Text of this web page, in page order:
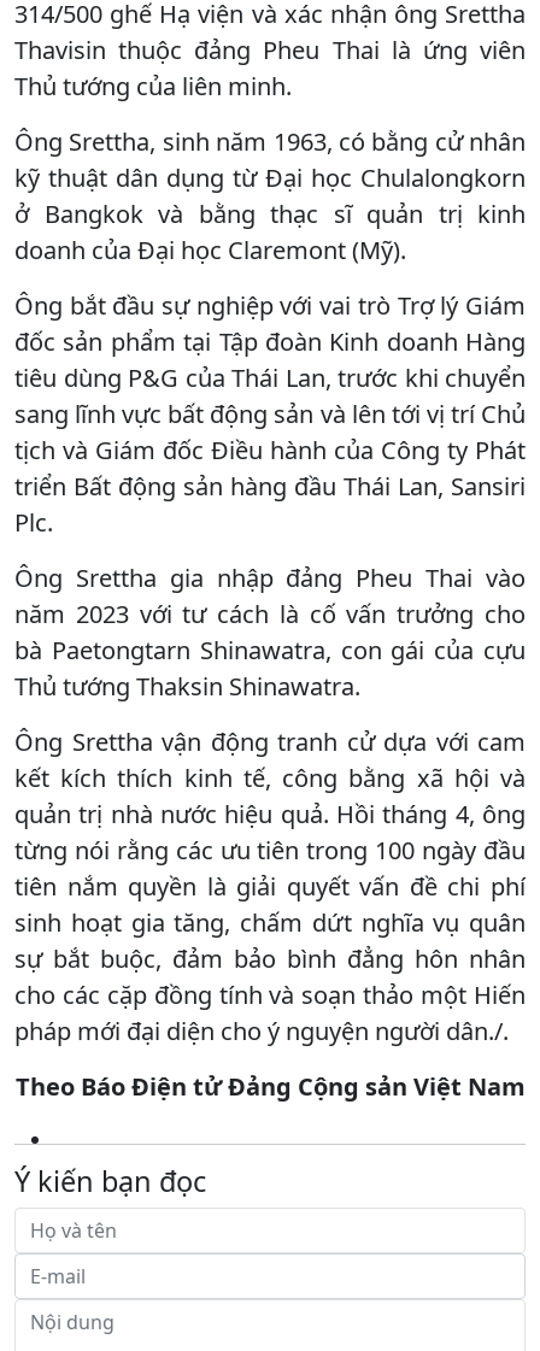
314/500 ghế Hạ viện và xác nhận ông Srettha
Thavisin thuộc đảng Pheu Thai là ứng viên
Thủ tướng của liên minh.
Ông Srettha, sinh năm 1963, có bằng cử nhân
kỹ thuật dân dụng từ Đại học Chulalongkorn
ở Bangkok và bằng thạc sĩ quản trị kinh
doanh của Đại học Claremont (Mỹ).
Ông bắt đầu sự nghiệp với vai trò Trợ lý Giám
đốc sản phẩm tại Tập đoàn Kinh doanh Hàng
tiêu dùng P&G của Thái Lan, trước khi chuyển
sang lĩnh vực bất động sản và lên tới vị trí Chủ
tịch và Giám đốc Điều hành của Công ty Phát
triển Bất động sản hàng đầu Thái Lan, Sansiri
Plc.
Ông Srettha gia nhập đảng Pheu Thai vào
năm 2023 với tư cách là cố vấn trưởng cho
bà Paetongtarn Shinawatra, con gái của cựu
Thủ tướng Thaksin Shinawatra.
Ông Srettha vận động tranh cử dựa với cam
kết kích thích kinh tế, công bằng xã hội và
quản trị nhà nước hiệu quả. Hồi tháng 4, ông
từng nói rằng các ưu tiên trong 100 ngày đầu
tiên nắm quyền là giải quyết vấn đề chi phí
sinh hoạt gia tăng, chấm dứt nghĩa vụ quân
sự bắt buộc, đảm bảo bình đẳng hôn nhân
cho các cặp đồng tính và soạn thảo một Hiến
pháp mới đại diện cho ý nguyện người dân./.
Theo Báo Điện tử Đảng Cộng sản Việt Nam
Ý kiến bạn đọc